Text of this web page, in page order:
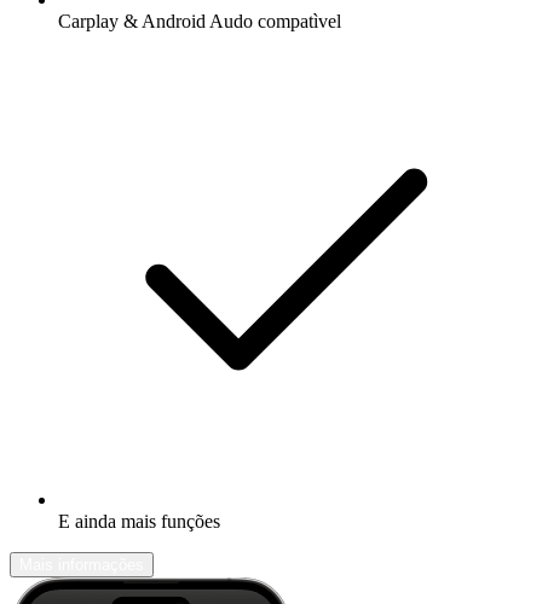
Carplay & Android Audo compatìvel
E ainda mais funções